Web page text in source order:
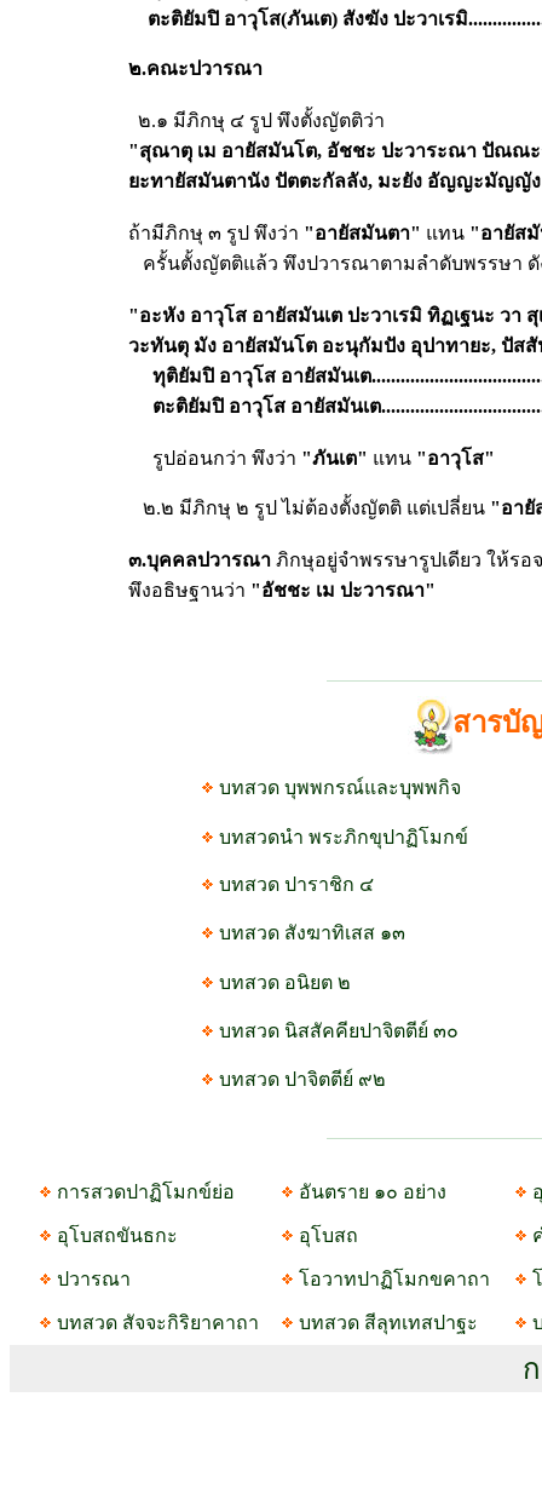
ตะติยัมปิ อาวุโส(ภันเต) สังฆัง ปะวาเรมิ
๒.คณะปวารณา
๒.๑ มีภิกษุ ๔ รูป พึงตั้งญัตติว่า
"สุณาตุ เม อายัสมันโต, อัชชะ ปะวาระณา ปัณณะ
ยะทายัสมันตานัง ปัตตะกัลลัง, มะยัง อัญญะมัญญัง
ถ้ามีภิกษุ ๓ รูป พึงว่า "อายัสมันตา" แทน "อายัส
ครั้นตั้งญัตติแล้ว พึงปวารณาตามลำดับพรรษา ดั
"อะหัง อาวุโส อายัสมันเต ปะวาเรมิ ทิฏเฐนะ วา
วะทันตุ มัง อายัสมันโต อะนุกัมปัง อุปาทายะ, ปัส
ทุติยัมปิ อาวุโส อายัสมันเต
ตะติยัมปิ อาวุโส อายัสมันเต
รูปอ่อนกว่า พึงว่า "ภันเต" แทน "อาวุโส"
๒.๒ มีภิกษุ ๒ รูป ไม่ต้องตั้งญัตติ แต่เปลี่ยน "อายั
๓.บุคคลปวารณา ภิกษุอยู่จำพรรษารูปเดียว ให้ร
พึงอธิษฐานว่า "อัชชะ เม ปะวารณา"
สารบั
บทสวด บุพพกรณ์และบุพพกิจ
บทสวดนำ พระภิกขุปาฏิโมกข์
บทสวด ปาราชิก ๔
บทสวด สังฆาทิเสส ๑๓
บทสวด อนิยต ๒
บทสวด นิสสัคคียปาจิตตีย์ ๓๐
บทสวด ปาจิตตีย์ ๙๒
การสวดปาฏิโมกข์ย่อ อันตราย ๑๐ อย่าง
อุโบสถขันธกะ อุโบสถ
ปวารณา โอวาทปาฏิโมกขคาถา
บทสวด สัจจะกิริยาคาถา บทสวด สีลุทเทสปาฐะ